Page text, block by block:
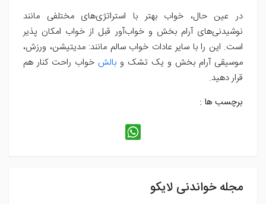
در عین حال، خواب بهتر با استراتژی‌های مختلفی مانند
نوشیدنی‌های آرام بخش و خواب‌آور قبل از خواب امکان پذیر
است. این را با سایر عادات خواب سالم مانند: مدیتیشن، ورزش،
موسیقی آرام بخش و یک تشک و بالش خواب راحت کنار هم
قرار دهید.
برچسب ها :
مجله خواندنی لایکو